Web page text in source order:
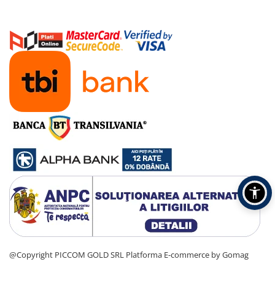
@Copyright PICCOM GOLD SRL Platforma E-commerce by Gomag